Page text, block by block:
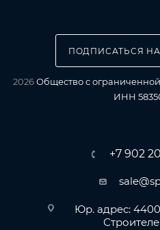
ПОДПИСАТЬСЯ
2026Общество с
ИНН
+7 902
Юр. адрес: